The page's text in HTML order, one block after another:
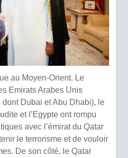
au Moyen-Orient. Le
Emirats Arabes Unis
Dubai et Abu Dhabi), le
et l’Egypte ont rompu
avec l’émirat du Qatar
le terrorisme et de vouloir
De son côté, le Qatar